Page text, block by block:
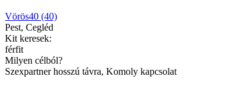
Vörös40 (40)
Pest, Cegléd
Kit keresek:
férfit
Milyen célból?
Szexpartner hosszú távra, Komoly kapcsolat